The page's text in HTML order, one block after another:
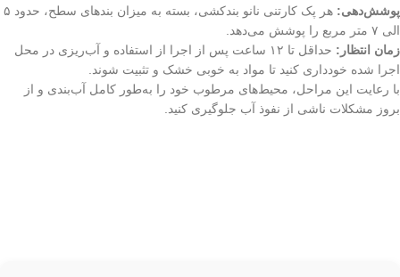
پوشش‌دهی:
هر پک کارتنی نانو بندکشی، بسته به میزان بندهای سطح، حدود ۵
الی ۷ متر مربع را پوشش می‌دهد.
زمان انتظار:
حداقل تا ۱۲ ساعت پس از اجرا از استفاده و آب‌ریزی در محل
اجرا شده خودداری کنید تا مواد به خوبی خشک و تثبیت شوند.
با رعایت این مراحل، محیط‌های مرطوب خود را به‌طور کامل آب‌بندی و از
بروز مشکلات ناشی از نفوذ آب جلوگیری کنید.